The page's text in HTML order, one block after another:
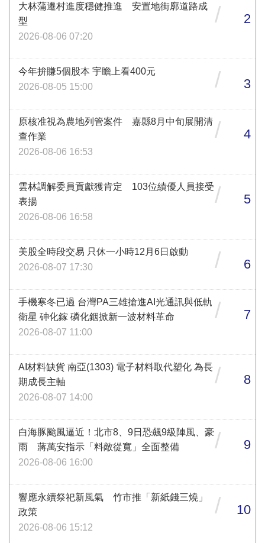
大林蒲遷村進度穩健推進 安置地街廓道路成
型
2026-08-06 07:20
/ 2
今年拚賺5個股本 宇瞻上看400元
2026-08-05 15:00
/ 3
原核准視為農地列管案件 嘉縣8月中旬展開清
查作業
2026-08-06 16:53
/ 4
雲林調解委員貢獻獲肯定 103位績優人員接受
表揚
2026-08-06 16:58
/ 5
美股全時段交易 只休一小時12月6日啟動
2026-08-07 17:30
/ 6
手機寒冬已過 台灣PA三雄搶進AI光通訊與低軌
衛星 砷化鎵 磷化銦掀新一波材料革命
2026-08-07 11:00
/ 7
AI材料缺貨 南亞(1303) 電子材料取代塑化 為長
期成長主軸
2026-08-07 14:00
/ 8
白海豚颱風逼近！北市8、9日恐飆9級陣風、豪
雨 蔣萬安指示「料敵從寬」全面整備
2026-08-06 16:00
/ 9
響應永續祭祀新風氣 竹市推「新紙錢三燒」
政策
2026-08-06 15:12
/ 10